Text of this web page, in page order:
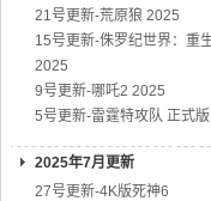
21号更新-荒原狼 2025
15号更新-侏罗纪世界：重
2025
9号更新-哪吒2 2025
5号更新-雷霆特攻队 正式版
2025年7月更新
27号更新-4K版死神6